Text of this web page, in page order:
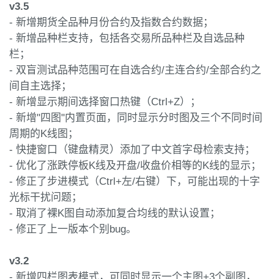
v3.5
- 新增期货全品种月份合约及指数合约数据；
- 新增品种栏支持，包括各交易所品种栏及自选品种
栏；
- 双盲测试品种范围可在自选合约/主连合约/全部合约之
间自主选择；
- 新增显示期间选择窗口热键（Ctrl+Z）；
- 新增"四图"内置页面，同时显示分时图及三个不同时间
周期的K线图；
- 快捷窗口（键盘精灵）添加了中文首字母检索支持；
- 优化了涨跌停板K线及开盘/收盘价相等的K线的显示；
- 修正了步进模式（Ctrl+左/右键）下，可能出现的十字
光标干扰问题；
- 取消了裸K图自动添加复合均线的默认设置；
- 修正了上一版本个别bug。
v3.2